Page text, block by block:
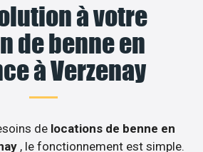
à votre
de benne en
à Verzenay
de locations de benne en
, le fonctionnement est simple.